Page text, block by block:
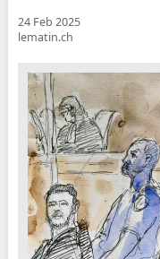
24 Feb 2025
lematin.ch
Support Ukraine
Share this widget